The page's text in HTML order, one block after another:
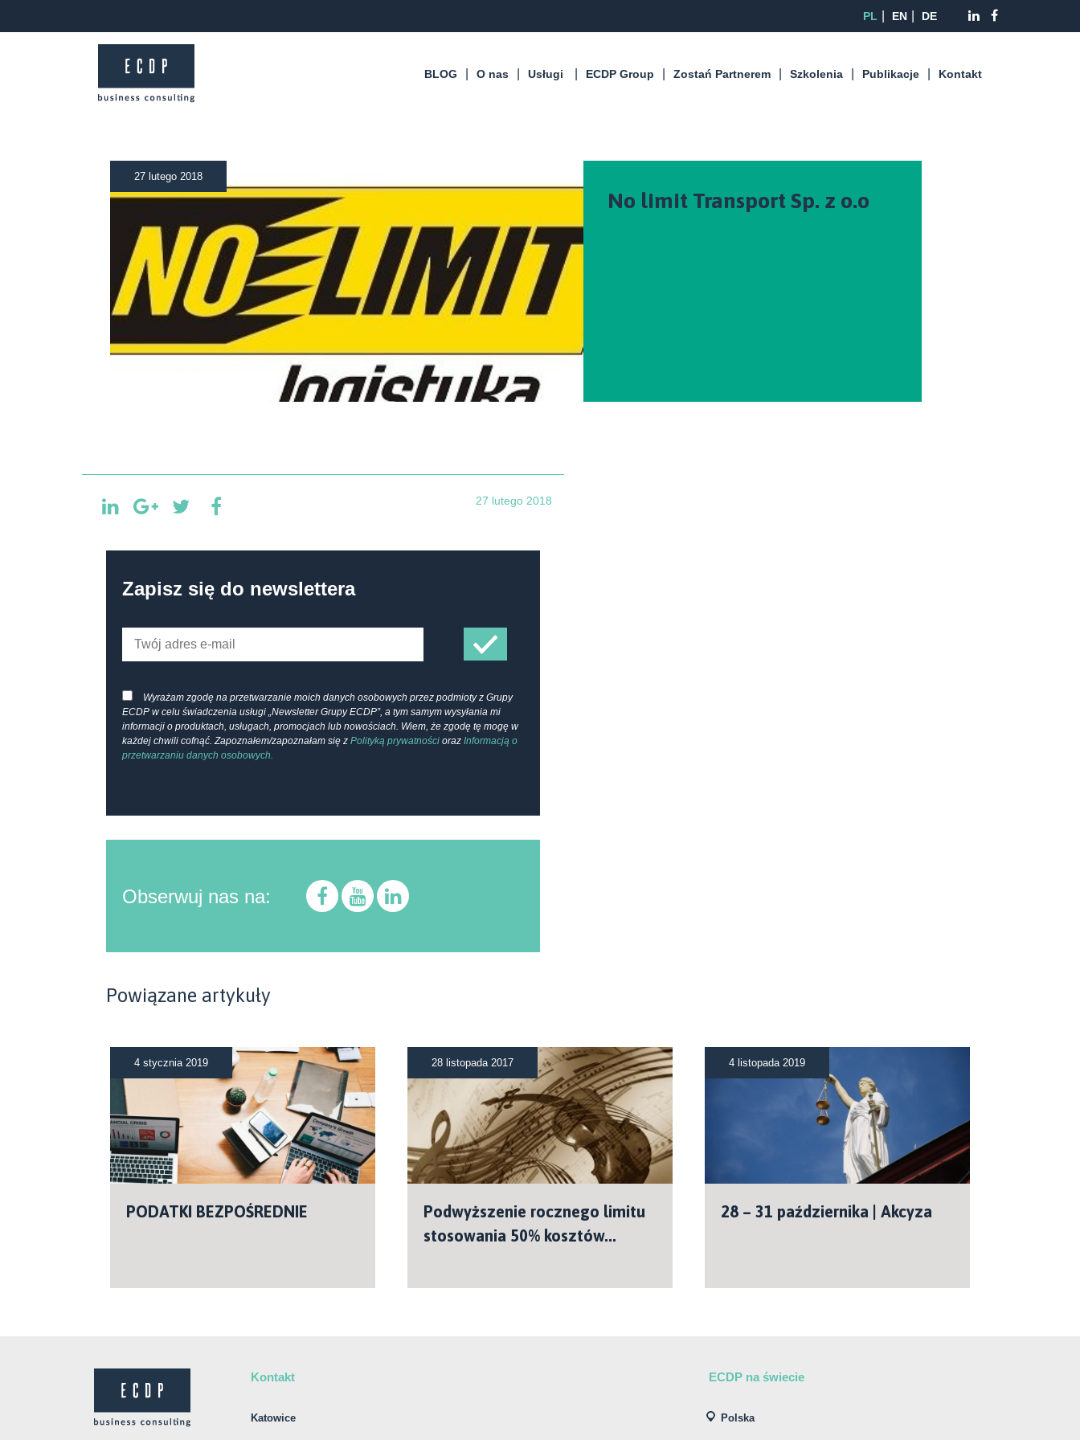
PL EN DE
BLOG O nas Usługi ECDP Group Zostań Partnerem Szkolenia Publikacje Kontakt
27 lutego 2018
No limit Transport Sp. z o.o
27 lutego 2018
Zapisz się do newslettera
Wyrażam zgodę na przetwarzanie moich danych osobowych przez podmioty z Grupy
ECDP w celu świadczenia usługi „Newsletter Grupy ECDP”, a tym samym wysyłania mi
informacji o produktach, usługach, promocjach lub nowościach. Wiem, że zgodę tę mogę w
każdej chwili cofnąć. Zapoznałem/zapoznałam się z Polityką prywatności oraz Informacją o
przetwarzaniu danych osobowych.
Obserwuj nas na:
Powiązane artykuły
4 stycznia 2019
PODATKI BEZPOŚREDNIE
28 listopada 2017
Podwyższenie rocznego limitu
stosowania 50% kosztów...
4 listopada 2019
28 – 31 października | Akcyza
Kontakt
Katowice
ECDP na świecie
Polska